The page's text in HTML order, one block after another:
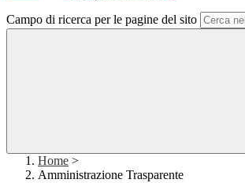
Campo di ricerca per le pagine del sito
Home >
Amministrazione Trasparente